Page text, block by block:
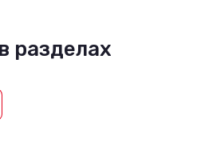
разделах